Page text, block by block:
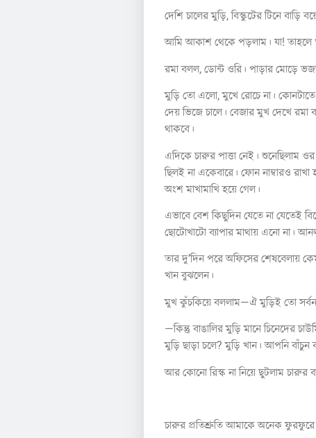
দেশি চালের মুড়ি, বিস্কুটের টিনে
আমি আকাশ থেকে পড়লাম। যা! তাহলে
রমা বলল, ডোন্ট ওরি। পাড়ার মোড়ে
মুড়ি তো এলো, মুখে রোচে না।
দেয় ভিজে চালে। বেজার মুখ দেখে
থাকবে।
এদিকে চারুর পাত্তা নেই। শুনেছিলাম
ছিলই না একেবারে। ফোন নাম্বারও
অংশ মাখামাখি হয়ে গেল।
এভাবে বেশ কিছুদিন যেতে না যেতেই
ছোটোখাটো ব্যাপার
তার দু’দিন পরে অফিসের শেষবেলায়
খান বুঝলেন।
মুখ কুঁচকিয়ে বললাম—ঐ মুড়িই তো
—কিন্তু বাঙালির মুড়ি মানে চিনেদের
মুড়ি ছাড়া চলে? মুড়ি খান। আপনি বাঁচুন
আর কোনো রিস্ক না নিয়ে ছুটলাম চারুর
চারুর প্রতিশ্রুতি আমাকে অনেক